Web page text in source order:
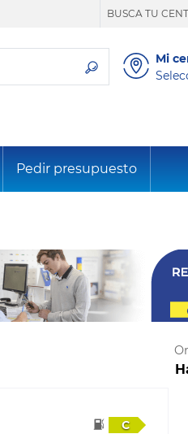
BUSCA TU
Mi
Pedir presupuesto
C